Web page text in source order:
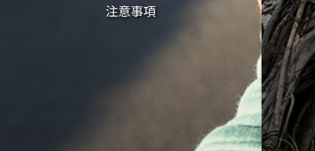
注意事項